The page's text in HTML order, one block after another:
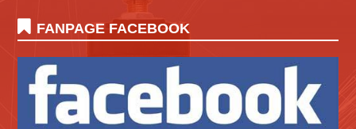
FANPAGE FACEBOOK